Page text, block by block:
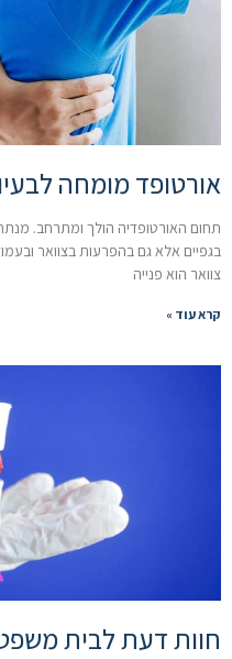
אורטופד מומחה
תחום האורטופדיה הולך ומתרחב.
בגפיים אלא גם בהפרעות בצוואר
צוואר הוא פנייה
קרא עוד »
חוות דעת לבית